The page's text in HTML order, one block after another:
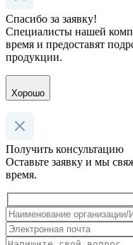
Спасибо за заявку!
Специалисты нашей
время и предоставят
продукции.
Хорошо
Получить консультацию
Оставьте заявку и мы
время.